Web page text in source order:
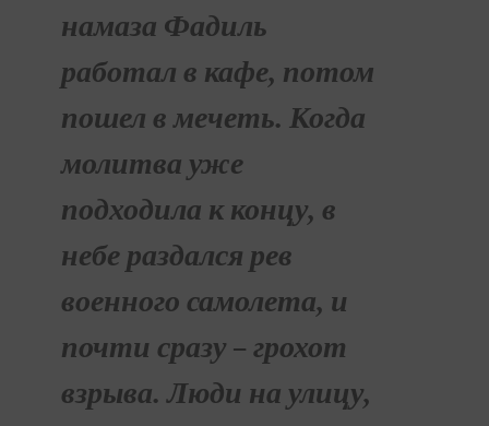
намаза Фадиль
работал в кафе, потом
пошел в мечеть. Когда
молитва уже
подходила к концу, в
небе раздался рев
военного самолета, и
почти сразу – грохот
взрыва. Люди на улицу,